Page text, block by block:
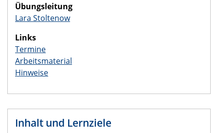
Übungsleitung
Lara Stoltenow
Links
Termine
Arbeitsmaterial
Hinweise
Inhalt und Lernziele